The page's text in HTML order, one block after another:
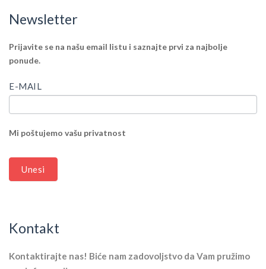
Newsletter
Newsletter
Prijavite se na našu email listu i saznajte prvi za najbolje
ponude.
E-MAIL
Mi poštujemo vašu privatnost
Unesi
IF
YOU
HUMAN,
LEAVE
BLANK.
Kontakt
Kontaktirajte nas! Biće nam zadovoljstvo da Vam pružimo